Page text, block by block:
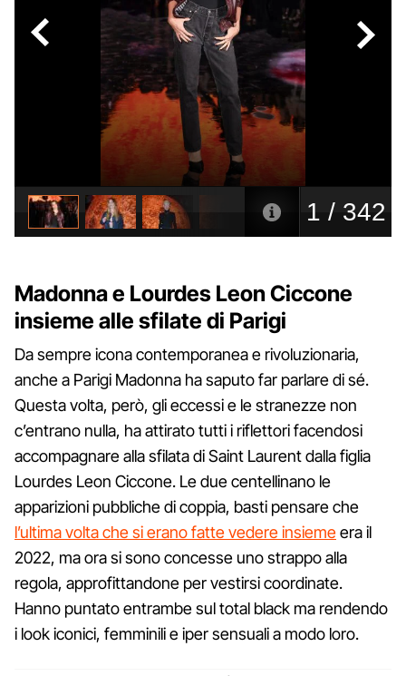
Madonna e Lourdes Leon Ciccone
insieme alle sfilate di Parigi
Da sempre icona contemporanea e rivoluzionaria,
anche a Parigi Madonna ha saputo far parlare di sé.
Questa volta, però, gli eccessi e le stranezze non
c’entrano nulla, ha attirato tutti i riflettori facendosi
accompagnare alla sfilata di Saint Laurent dalla figlia
Lourdes Leon Ciccone. Le due centellinano le
apparizioni pubbliche di coppia, basti pensare che
l’ultima volta che si erano fatte vedere insiemeera il
2022, ma ora si sono concesse uno strappo alla
regola, approfittandone per vestirsi coordinate.
Hanno puntato entrambe sul total black ma rendendo
i look iconici, femminili e iper sensuali a modo loro.